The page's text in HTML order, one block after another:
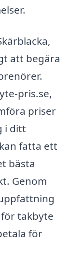
att begära
pris.se,
priser
i ditt
fatta ett
bästa
Genom
takbyte
för